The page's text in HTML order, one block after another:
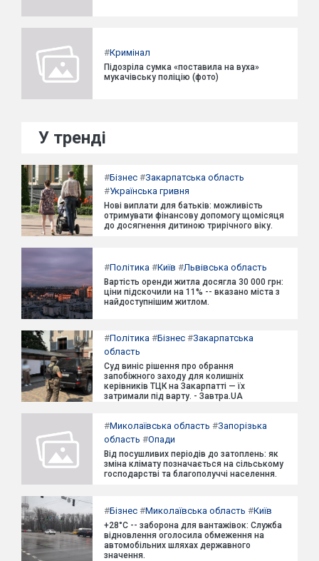
#Кримінал
Підозріла сумка «поставила на вуха»
мукачівську поліцію (фото)
У тренді
#Бізнес #Закарпатська область
#Українська гривня
Нові виплати для батьків: можливість
отримувати фінансову допомогу щомісяця
до досягнення дитиною трирічного віку.
#Політика #Київ #Львівська область
Вартість оренди житла досягла 30 000 грн:
ціни підскочили на 11% -- вказано міста з
найдоступнішим житлом.
#Політика #Бізнес #Закарпатська
область
Суд виніс рішення про обрання
запобіжного заходу для колишніх
керівників ТЦК на Закарпатті — їх
затримали під варту. - Завтра.UA
#Миколаївська область #Запорізька
область #Опади
Від посушливих періодів до затоплень: як
зміна клімату позначається на сільському
господарстві та благополуччі населення.
#Бізнес #Миколаївська область #Київ
+28°C -- заборона для вантажівок: Служба
відновлення оголосила обмеження на
автомобільних шляхах державного
значення.